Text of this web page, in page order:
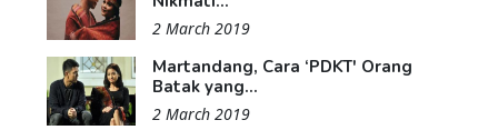
2 March 2019
Martandang, Cara ‘PDKT' Orang
Batak yang...
2 March 2019